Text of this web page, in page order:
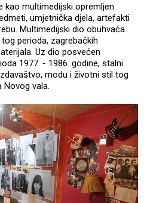
kao multimedijski opremljen
umjetnička djela, artefakti
Multimedijski dio obuhvaća
perioda, zagrebačkih
Uz dio posvećen
1977. - 1986. godine, stalni
modu i životni stil tog
Novog vala.